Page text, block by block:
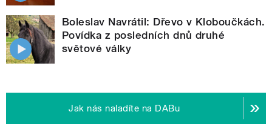
Boleslav Navrátil: Dřevo v Kloboučkách.
Povídka z posledních dnů druhé
světové války
Jak nás naladíte na DABu